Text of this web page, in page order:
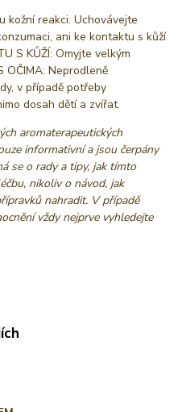
kožní reakci. Uchovávejte
ani ke kontaktu s kůží
S KŮŽÍ: Omyjte velkým
OČIMA: Neprodleně
v případě potřeby
dosah dětí a zvířat.
aromaterapeutických
informativní a jsou čerpány
se o rady a tipy, jak tímto
nikoliv o návod, jak
nahradit. V případě
vždy nejprve vyhledejte